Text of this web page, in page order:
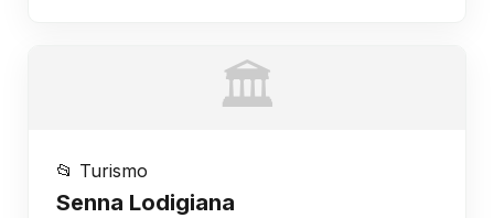
🏛️
📂 Turismo
Senna Lodigiana